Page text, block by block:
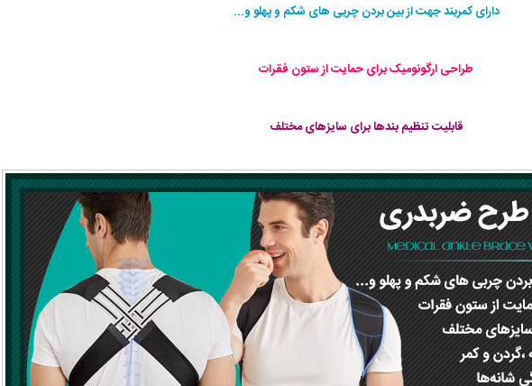
دارای کمربند جهت از بین بردن چربی های شکم و پهلو و...
طراحی ارگونومیک برای حمایت از ستون فقرات
قابلیت تنظیم بندها برای سایزهای مختلف